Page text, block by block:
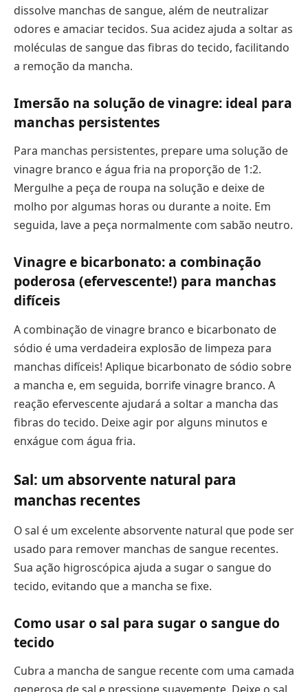
dissolve manchas de sangue, além de neutralizar
odores e amaciar tecidos. Sua acidez ajuda a soltar as
moléculas de sangue das fibras do tecido, facilitando
a remoção da mancha.
Imersão na solução de vinagre: ideal para
manchas persistentes
Para manchas persistentes, prepare uma solução de
vinagre branco e água fria na proporção de 1:2.
Mergulhe a peça de roupa na solução e deixe de
molho por algumas horas ou durante a noite. Em
seguida, lave a peça normalmente com sabão neutro.
Vinagre e bicarbonato: a combinação
poderosa (efervescente!) para manchas
difíceis
A combinação de vinagre branco e bicarbonato de
sódio é uma verdadeira explosão de limpeza para
manchas difíceis! Aplique bicarbonato de sódio sobre
a mancha e, em seguida, borrife vinagre branco. A
reação efervescente ajudará a soltar a mancha das
fibras do tecido. Deixe agir por alguns minutos e
enxágue com água fria.
Sal: um absorvente natural para
manchas recentes
O sal é um excelente absorvente natural que pode ser
usado para remover manchas de sangue recentes.
Sua ação higroscópica ajuda a sugar o sangue do
tecido, evitando que a mancha se fixe.
Como usar o sal para sugar o sangue do
tecido
Cubra a mancha de sangue recente com uma camada